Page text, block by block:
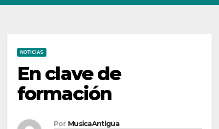
NOTICIAS
En clave de
formación
Por MusicaAntigua